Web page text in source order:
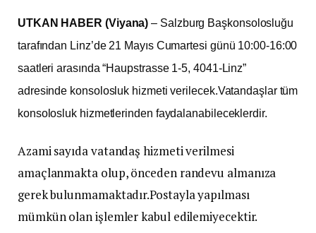
UTKAN HABER (Viyana)– Salzburg Başkonsolosluğu
tarafından Linz’de 21 Mayıs Cumartesi günü 10:00-16:00
saatleri arasında “Haupstrasse 1-5, 4041-Linz”
adresinde konsolosluk hizmeti verilecek.Vatandaşlar tüm
konsolosluk hizmetlerinden faydalanabileceklerdir.
Azami sayıda vatandaş hizmeti verilmesi
amaçlanmakta olup, önceden randevu almanıza
gerek bulunmamaktadır.Postayla yapılması
mümkün olan işlemler kabul edilemiyecektir.